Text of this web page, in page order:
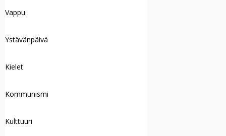
Vappu
Ystävänpäivä
Kielet
Kommunismi
Kulttuuri